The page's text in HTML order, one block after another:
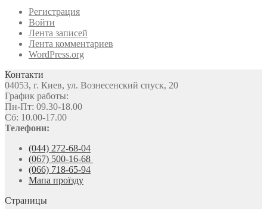
Регистрация
Войти
Лента записей
Лента комментариев
WordPress.org
Контакти
04053, г. Киев, ул. Вознесенский спуск, 20
График работы:
Пн-Пт: 09.30-18.00
Сб: 10.00-17.00
Телефони:
(044) 272-68-04
(067) 500-16-68
(066) 718-65-94
Мапа проїзду
Страницы